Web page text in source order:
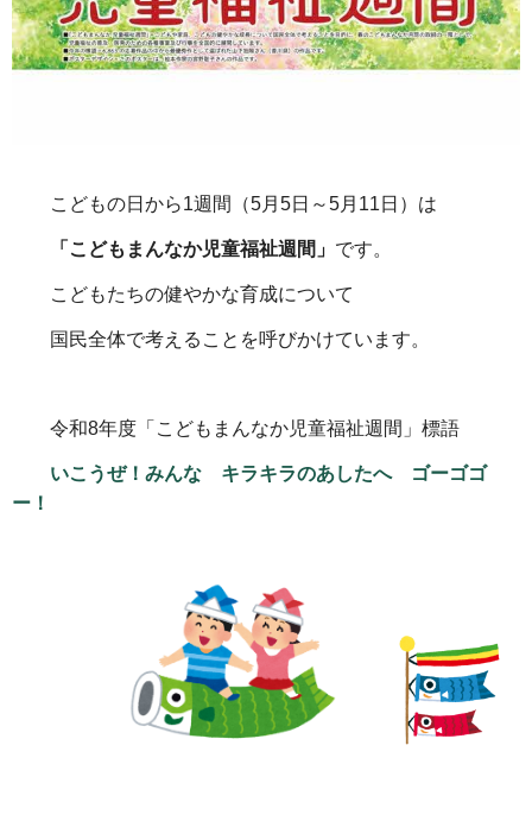
こどもの日から1週間（5月5日～5月11日）は
「こどもまんなか児童福祉週間」 です。
こどもたちの健やかな育成について
国民全体で考えることを呼びかけています。
令和8年度「こどもまんなか児童福祉週間」標語
いこうぜ！みんな キラキラのあしたへ ゴーゴゴ
ー！